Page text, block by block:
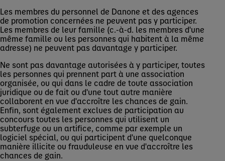
Les membres du personnel de Danone et des agences
de promotion concernées ne peuvent pas y participer.
Les membres de leur famille (c.-à-d. les membres d'une
même famille ou les personnes qui habitent à la même
adresse) ne peuvent pas davantage y participer.
Ne sont pas davantage autorisées à y participer, toutes
les personnes qui prennent part à une association
organisée, ou qui dans le cadre de toute association
juridique ou de fait ou d'une tout autre manière
collaborent en vue d'accroître les chances de gain.
Enfin, sont également exclues de participation au
concours toutes les personnes qui utilisent un
subterfuge ou un artifice, comme par exemple un
logiciel spécial, ou qui participent d'une quelconque
manière illicite ou frauduleuse en vue d'accroître les
chances de gain.